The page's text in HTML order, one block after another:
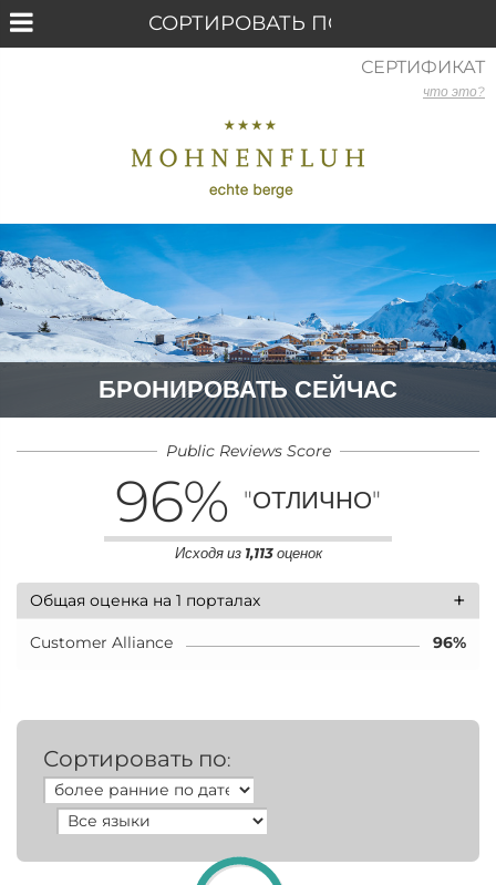
БРОНИРОВАТЬ СЕЙЧАС
Public Reviews Score
96% "ОТЛИЧНО"
Исходя из 1,113оценок
+
Общая оценка на 1 порталах
Customer Alliance 96%
Сортировать по:
СЕРТИФИКАТ
что это?